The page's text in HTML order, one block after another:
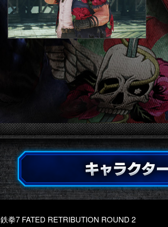
鉄拳7 FATED RETRIBUTION ROUND 2